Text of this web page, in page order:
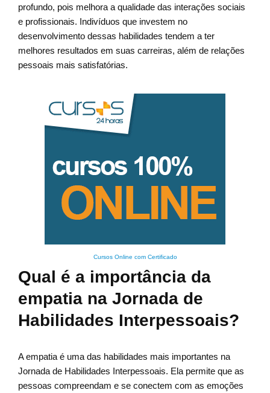
profundo, pois melhora a qualidade das interações sociais
e profissionais. Indivíduos que investem no
desenvolvimento dessas habilidades tendem a ter
melhores resultados em suas carreiras, além de relações
pessoais mais satisfatórias.
Cursos Online com Certificado
Qual é a importância da
empatia na Jornada de
Habilidades Interpessoais?
A empatia é uma das habilidades mais importantes na
Jornada de Habilidades Interpessoais. Ela permite que as
pessoas compreendam e se conectem com as emoções